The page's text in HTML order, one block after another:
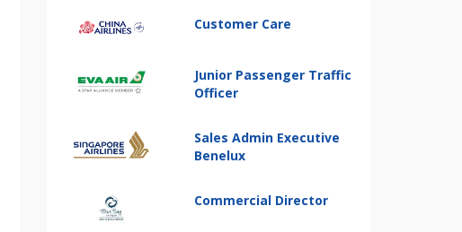
Customer Care
Junior Passenger Traffic
Officer
Sales Admin Executive
Benelux
Commercial Director